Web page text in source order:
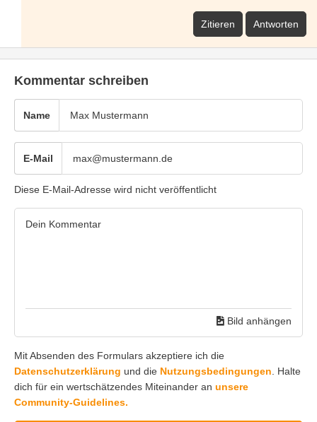
Zitieren Antworten
Kommentar schreiben
Name
E-Mail
Diese E-Mail-Adresse wird nicht veröffentlicht
Bild anhängen
Mit Absenden des Formulars akzeptiere ich die
Datenschutzerklärung und die Nutzungsbedingungen . Halte
dich für ein wertschätzendes Miteinander an unsere
Community-Guidelines.